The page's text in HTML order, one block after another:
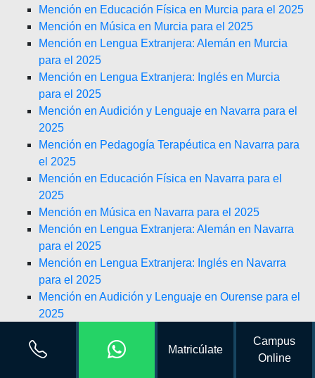
Mención en Educación Física en Murcia para el 2025
Mención en Música en Murcia para el 2025
Mención en Lengua Extranjera: Alemán en Murcia
para el 2025
Mención en Lengua Extranjera: Inglés en Murcia
para el 2025
Mención en Audición y Lenguaje en Navarra para el
2025
Mención en Pedagogía Terapéutica en Navarra para
el 2025
Mención en Educación Física en Navarra para el
2025
Mención en Música en Navarra para el 2025
Mención en Lengua Extranjera: Alemán en Navarra
para el 2025
Mención en Lengua Extranjera: Inglés en Navarra
para el 2025
Mención en Audición y Lenguaje en Ourense para el
2025
Mención en Educación Física en Ourense para el
Matricúlate
Campus
Online